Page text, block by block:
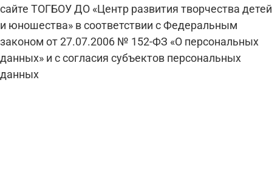
сайте ТОГБОУ ДО «Центр развития творчества детей
и юношества» в соответствии с Федеральным
законом от 27.07.2006 № 152-ФЗ «О персональных
данных» и с согласия субъектов персональных
данных